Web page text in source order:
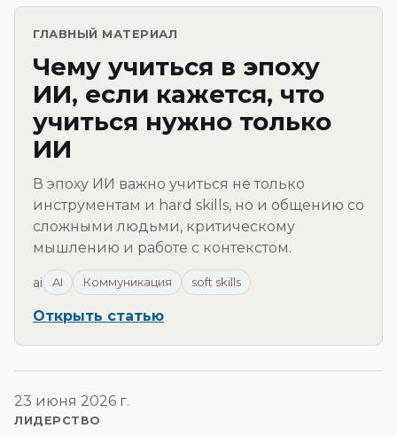
ГЛАВНЫЙ МАТЕРИАЛ
Чему учиться в эпоху
ИИ, если кажется, что
учиться нужно только
ИИ
В эпоху ИИ важно учиться не только
инструментам и hard skills, но и общению со
сложными людьми, критическому
мышлению и работе с контекстом.
ai AI Коммуникация soft skills
Открыть статью
23 июня 2026 г.
ЛИДЕРСТВО